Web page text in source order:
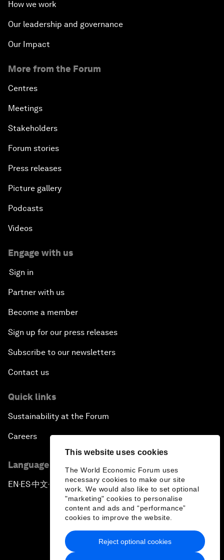
This website uses cookies
The World Economic Forum uses
necessary cookies to make our site
work. We would also like to set optional
"marketing" cookies to personalise
content and ads and “performance”
cookies to improve the website.
Reject optional cookies
How we work
Our leadership and governance
Our Impact
More from the Forum
Centres
Meetings
Stakeholders
Forum stories
Press releases
Picture gallery
Podcasts
Videos
Engage with us
Sign in
Partner with us
Become a member
Sign up for our press releases
Subscribe to our newsletters
Contact us
Quick links
Sustainability at the Forum
Careers
Language editions
EN ▪ES▪中文▪ 日本語
Privacy Policy & Terms of Service